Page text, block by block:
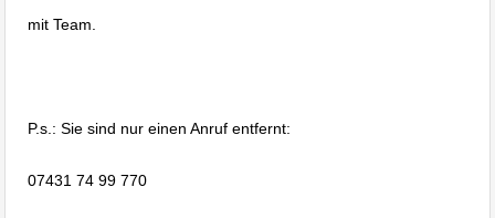
mit Team.
P.s.: Sie sind nur einen Anruf entfernt:
07431 74 99 770